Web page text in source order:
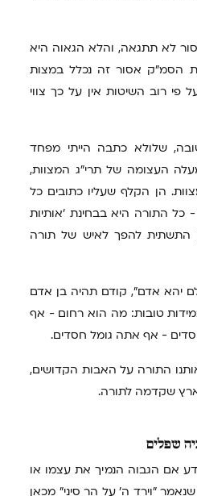
לא תתגאה, והלא הגאוה היא
הסמ"ק אסור זה נכלל במצות
רוב השיטות אין על כך צווי
שלולא כתבה הייתי מפחד
העצומה של תרי"ג המצוות,
הן הקלף שעליו כתובים כל
- כל התורה היא בבחינת 'אותיות
התשתית להפך לאיש של תורה
יהא אדם", קודם תהיה בן אדם
טובות: מה הוא רחום - אף
- אף אתה גומל חסדים.
התורה על האבות הקדושים,
שקדמה לתורה.
שפלים
אם הגבוה הנמיך את עצמו או
"וירד ה' על הר סיני" מכאן